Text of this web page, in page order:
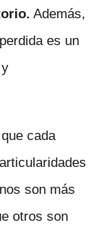
Además,
es un
cada
son más
otros son